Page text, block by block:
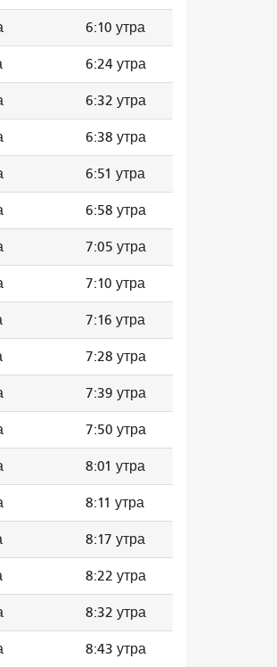
6:10 утра
6:24 утра
6:32 утра
6:38 утра
6:51 утра
6:58 утра
7:05 утра
7:10 утра
7:16 утра
7:28 утра
7:39 утра
7:50 утра
8:01 утра
8:11 утра
8:17 утра
8:22 утра
8:32 утра
8:43 утра